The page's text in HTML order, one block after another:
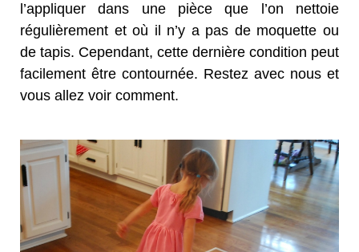
l’appliquer dans une pièce que l’on nettoie
régulièrement et où il n’y a pas de moquette ou
de tapis. Cependant, cette dernière condition peut
facilement être contournée. Restez avec nous et
vous allez voir comment.